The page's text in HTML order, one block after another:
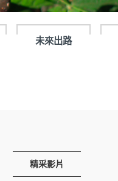
未來出路
精采影片